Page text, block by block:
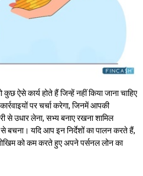
ऐसे कार्य होते हैं जिन्हें नहीं किया जाना चाहिए
पर चर्चा करेगा, जिनमें आपकी
से उधार लेना, सभ्य बनाए रखना शामिल
बचना। यदि आप इन निर्देशों का पालन करते हैं,
को कम करते हुए अपने पर्सनल लोन का